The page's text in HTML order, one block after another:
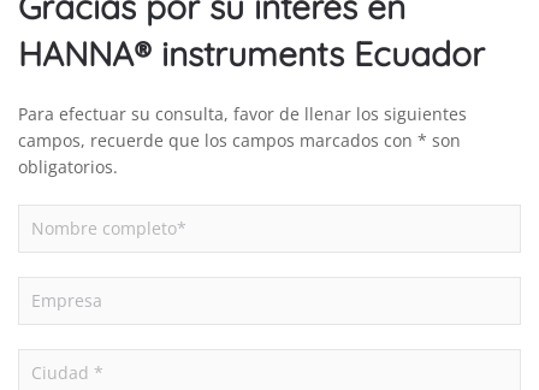
HANNA® instruments Ecuador
Para efectuar su consulta, favor de llenar los siguientes
campos, recuerde que los campos marcados con * son
obligatorios.